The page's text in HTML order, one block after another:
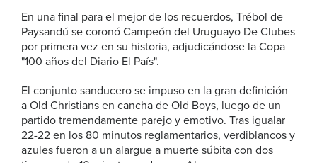
En una final para el mejor de los recuerdos, Trébol de
Paysandú se coronó Campeón del Uruguayo De Clubes
por primera vez en su historia, adjudicándose la Copa
"100 años del Diario El País".
El conjunto sanducero se impuso en la gran definición
a Old Christians en cancha de Old Boys, luego de un
partido tremendamente parejo y emotivo. Tras igualar
22-22 en los 80 minutos reglamentarios, verdiblancos y
azules fueron a un alargue a muerte súbita con dos